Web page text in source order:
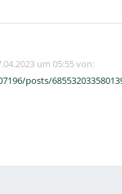
um 05:55 von:
posts/